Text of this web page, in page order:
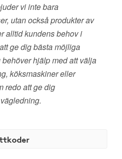
vi inte bara
utan också produkter av
alltid kundens behov i
ge dig bästa möjliga
hjälp med att välja
köksmaskiner eller
redo att ge dig